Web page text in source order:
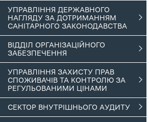
УПРАВЛІННЯ ДЕРЖАВНОГО
НАГЛЯДУ ЗА ДОТРИМАННЯМ
САНІТАРНОГО ЗАКОНОДАВСТВА
ВІДДІЛ ОРГАНІЗАЦІЙНОГО
ЗАБЕЗПЕЧЕННЯ
УПРАВЛІННЯ ЗАХИСТУ ПРАВ
СПОЖИВАЧІВ ТА КОНТРОЛЮ ЗА
РЕГУЛЬОВАНИМИ ЦІНАМИ
СЕКТОР ВНУТРІШНЬОГО АУДИТУ